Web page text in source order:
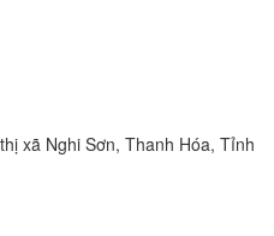
xã Nghi Sơn, Thanh Hóa, Tỉnh